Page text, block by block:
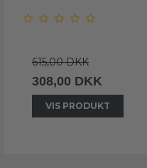
615,00 DKK
308,00 DKK
VIS PRODUKT